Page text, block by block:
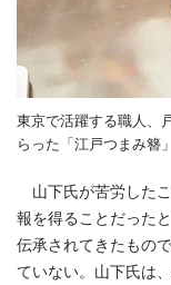
東京で活躍する職人、
らった「江戸つまみ簪」
山下氏が苦労した
報を得ることだった
伝承されてきたもの
ていない。山下氏は